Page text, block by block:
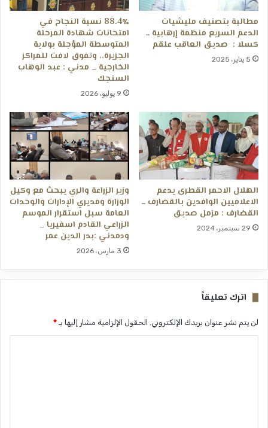
مطالبة بتصنيف مليشيات
الدعم السريع منظمة إرهابية ــ
كسلا : صديق العاقب علقم
5 يناير، 2025
88.4٪ نسبة النجاح في
امتحانات شهادة المرحلة
المتوسطة المؤجلة بولاية
الجزيرة.. وتفوق لافت للمراكز
الخارجية _ مدني : عبد الوهاب
السنجك
9 يوليو، 2026
الهلال الاحمر القطرى يدعم
الاعلاميين الوافدين بالقضارف ــ
القضارف : مزمل صديق
29 سبتمبر، 2024
وزير الزراعة والري يبحث مع وكيل
الوزارة ومديري الإدارات والوحدات
العامة سبل استقرار الموسم
الزراعي القادم اسفيريا _
ودمدني :بدر الدين عمر
3 مارس، 2026
اترك تعليقاً
لن يتم نشر عنوان بريدك الإلكتروني. الحقول الإلزامية مشار إليها بـ *